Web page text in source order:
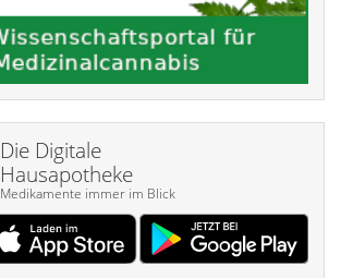
Die Digitale
Hausapotheke
Medikamente immer im Blick